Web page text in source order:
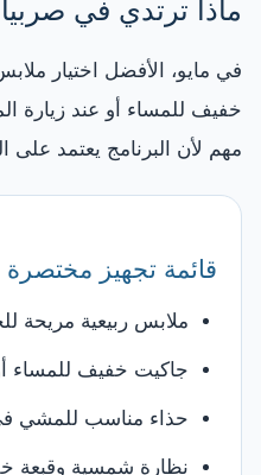
ماذا ترتدي في
في مايو، الأفضل اختيار
خفيف للمساء أو عند زيارة
مهم لأن البرنامج يعتمد على
قائمة تجهيز مختصرة
ملابس ربيعية مريحة
جاكيت خفيف للمساء
حذاء مناسب للمشي
نظارة شمسية وقبعة